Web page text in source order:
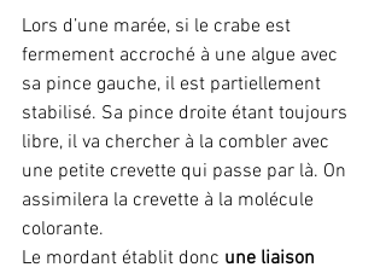
Lors d’une marée, si le crabe est
fermement accroché à une algue avec
sa pince gauche, il est partiellement
stabilisé. Sa pince droite étant toujours
libre, il va chercher à la combler avec
une petite crevette qui passe par là. On
assimilera la crevette à la molécule
colorante.
Le mordant établit donc une liaison